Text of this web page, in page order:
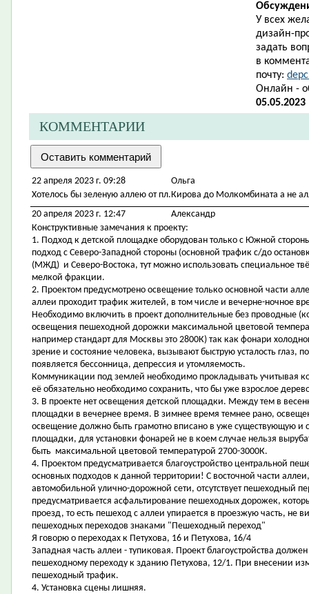
У всех
дизайн-
задать
в
почту:
Онлайн -
05.05.2023
КОММЕНТАРИИ
22 апреля 2023 г. 09:28
Ольга
Хотелось бы зеленую аллею от пл.Кирова до Молкомбината а не
20 апреля 2023 г. 12:47
Александр
Конструктивные замечания к проекту:
1. Подход к детской площадке оборудован только с Южной
подход с Северо-Западной стороны (основной трафик с/до
(МЖД) и Северо-Востока, тут можно использовать специальное
мелкой фракции.
2. Проектом предусмотрено освещение только основной части
аллеи проходит трафик жителей, в том числе и вечерне-ночное
Необходимо включить в проект дополнительные без проводные
освещения пешеходной дорожки максимальной цветовой
например стандарт для Москвы это 2800К) так как фонари
зрение и состояние человека, вызывают быструю усталость глаз,
появляется бессонница, депрессия и утомляемость.
Коммуникации под землей необходимо прокладывать учитывая
её обязательно необходимо сохранить, что бы уже взрослое
3. В проекте нет освещения детской площадки. Между тем в
площадки в вечернее время. В зимнее время темнее рано,
освещение должно быть грамотно вписано в уже существующую и
площадки, для установки фонарей не в коем случае нельзя
быть максимальной цветовой температурой 2700-3000К.
4. Проектом предусматривается благоустройство центральной
основных подходов к данной территории! С восточной части
автомобильной улично-дорожной сети, отсутствует пешеходный
предусматривается асфальтирование пешеходных дорожек,
проезд, то есть пешеход с аллеи упирается в проезжую часть, не
пешеходных переходов знаками "Пешеходный переход"
Я говорю о переходах к Петухова, 16 и Петухова, 16/4
Западная часть аллеи - тупиковая. Проект благоустройства
пешеходному переходу к зданию Петухова, 12/1. При внесении
пешеходный трафик.
4. Установка сцены лишняя.